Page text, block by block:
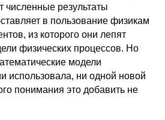
численные результаты
в пользование физикам
из которого они лепят
физических процессов. Но
модели
использовала, ни одной новой
понимания это добавить не